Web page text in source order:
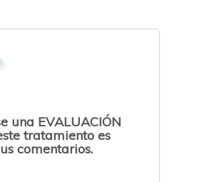
una EVALUACIÓN
tratamiento es
comentarios.